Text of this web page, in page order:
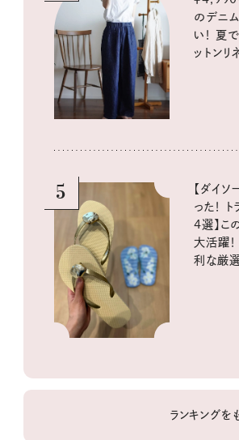
のデニ
い！ 夏
ットンリ
5
【ダイソ
った！
4選】こ
大活躍
利な厳
ランキングを